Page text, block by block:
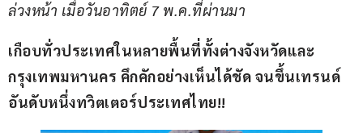
ล่วงหน้า เมื่อวันอาทิตย์ 7 พ.ค.ที่ผ่านมา
เกือบทั่วประเทศในหลายพื้นที่ทั้งต่างจังหวัดและ
กรุงเทพมหานคร คึกคักอย่างเห็นได้ชัด จนขึ้นเทรนด์
อันดับหนึ่งทวิตเตอร์ประเทศไทย!!